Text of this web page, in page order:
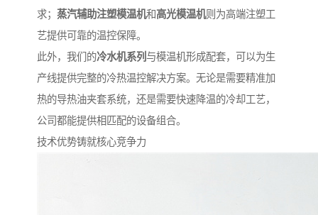
求； 蒸汽辅助注塑模温机和高光模温机则为高端注塑工
艺提供可靠的温控保障。
此外，我们的冷水机系列与模温机形成配套，可以为生
产线提供完整的冷热温控解决方案。无论是需要精准加
热的导热油夹套系统，还是需要快速降温的冷却工艺，
公司都能提供相匹配的设备组合。
技术优势铸就核心竞争力